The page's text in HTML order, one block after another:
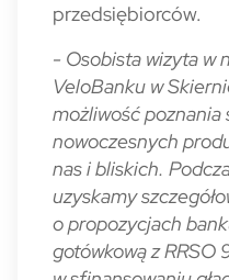
przedsiębiorców.
- Osobista wizyta w
VeloBanku w
możliwość
nowoczesnych
nas i bliskich.
uzyskamy
o propozycjach
gotówkową z RRSO